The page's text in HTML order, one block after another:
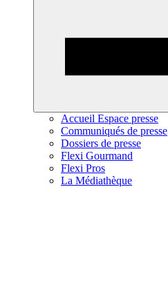
Accueil Espace presse
Communiqués de presse
Dossiers de presse
Flexi Gourmand
Flexi Pros
La Médiathèque